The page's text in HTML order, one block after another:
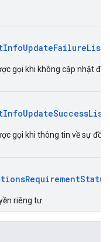
gọi khi không cập nhật
gọi khi thông tin về sự
riêng tư.